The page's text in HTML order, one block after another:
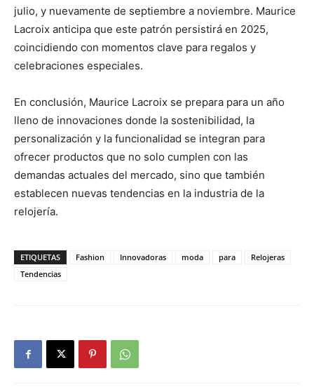
julio, y nuevamente de septiembre a noviembre. Maurice
Lacroix anticipa que este patrón persistirá en 2025,
coincidiendo con momentos clave para regalos y
celebraciones especiales.
En conclusión, Maurice Lacroix se prepara para un año
lleno de innovaciones donde la sostenibilidad, la
personalización y la funcionalidad se integran para
ofrecer productos que no solo cumplen con las
demandas actuales del mercado, sino que también
establecen nuevas tendencias en la industria de la
relojería.
ETIQUETAS Fashion Innovadoras moda para
Relojeras
Tendencias